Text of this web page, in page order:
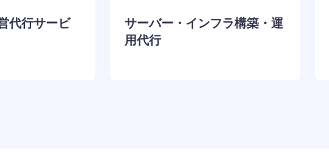
代行サービ
サーバー・インフラ構築・運
用代行